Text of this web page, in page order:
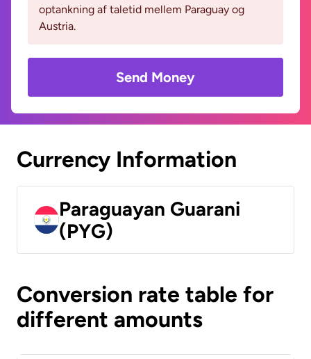
optankning af taletid mellem Paraguay og
Austria.
Send Money
Currency Information
Paraguayan Guarani
(PYG)
Conversion rate table for
different amounts